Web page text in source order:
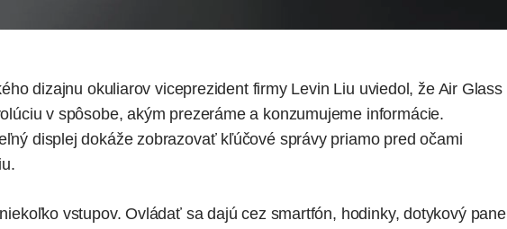
dizajnu okuliarov viceprezident firmy Levin Liu uviedol, že Air Glass
v spôsobe, akým prezeráme a konzumujeme informácie.
displej dokáže zobrazovať kľúčové správy priamo pred očami
vstupov. Ovládať sa dajú cez smartfón, hodinky, dotykový panel